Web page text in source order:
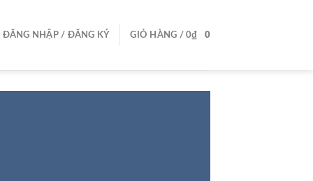
ĐĂNG NHẬP / ĐĂNG KÝ GIỎ HÀNG /0₫ 0